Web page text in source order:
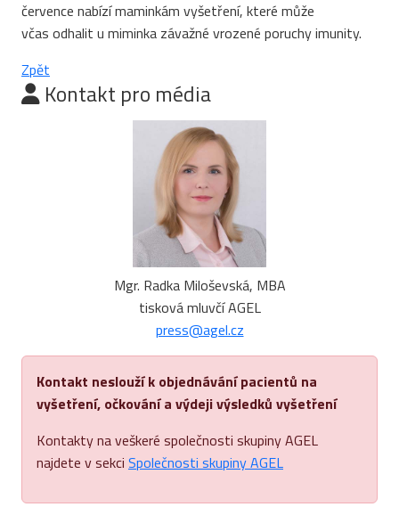
července nabízí maminkám vyšetření, které může
včas odhalit u miminka závažné vrozené poruchy imunity.
Zpět
Kontakt pro média
Mgr. Radka Miloševská, MBA
tisková mluvčí AGEL
press@agel.cz
Kontakt neslouží k objednávání pacientů na
vyšetření, očkování a výdeji výsledků vyšetření
Kontakty na veškeré společnosti skupiny AGEL
najdete v sekci Společnosti skupiny AGEL